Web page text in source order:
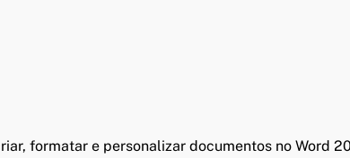
formatar e personalizar documentos no Word